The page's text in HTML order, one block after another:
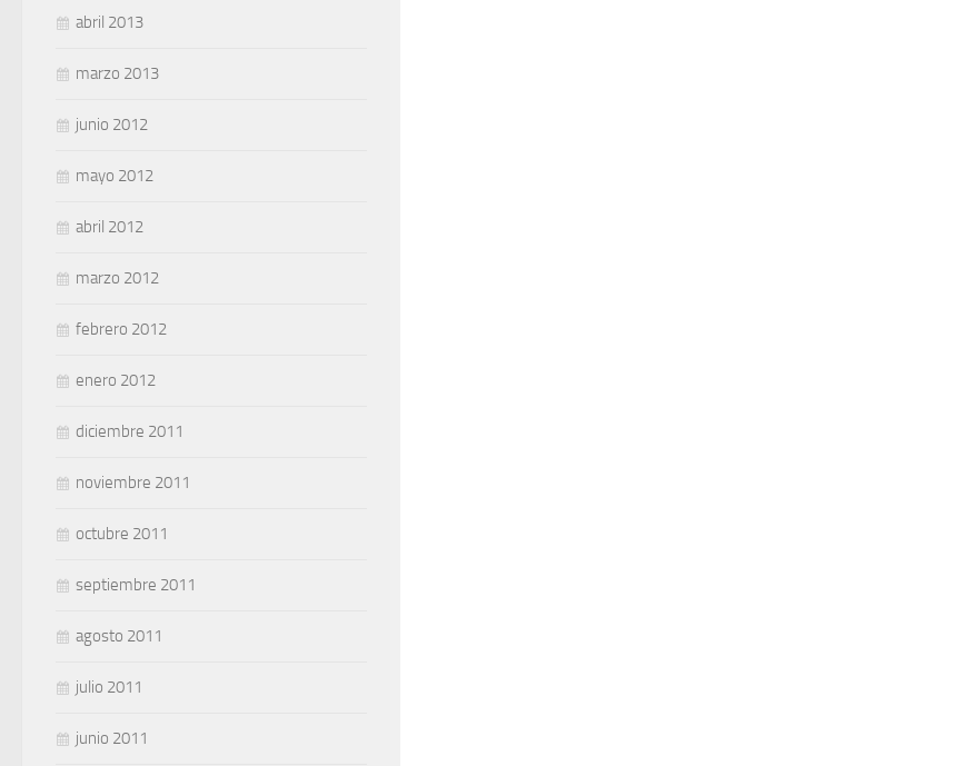
abril 2013
marzo 2013
junio 2012
mayo 2012
abril 2012
marzo 2012
febrero 2012
enero 2012
diciembre 2011
noviembre 2011
octubre 2011
septiembre 2011
agosto 2011
julio 2011
junio 2011